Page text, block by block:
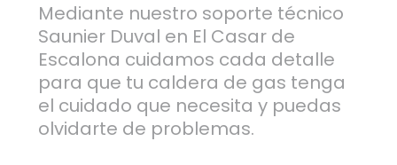
Mediante nuestro soporte técnico
Saunier Duval en El Casar de
Escalona cuidamos cada detalle
para que tu caldera de gas tenga
el cuidado que necesita y puedas
olvidarte de problemas.